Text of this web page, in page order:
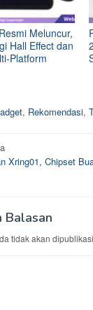
Meluncur,
Hall Effect dan
Platform
, Rekomendasi,
Xring01, Chipset
Balasan
tidak akan